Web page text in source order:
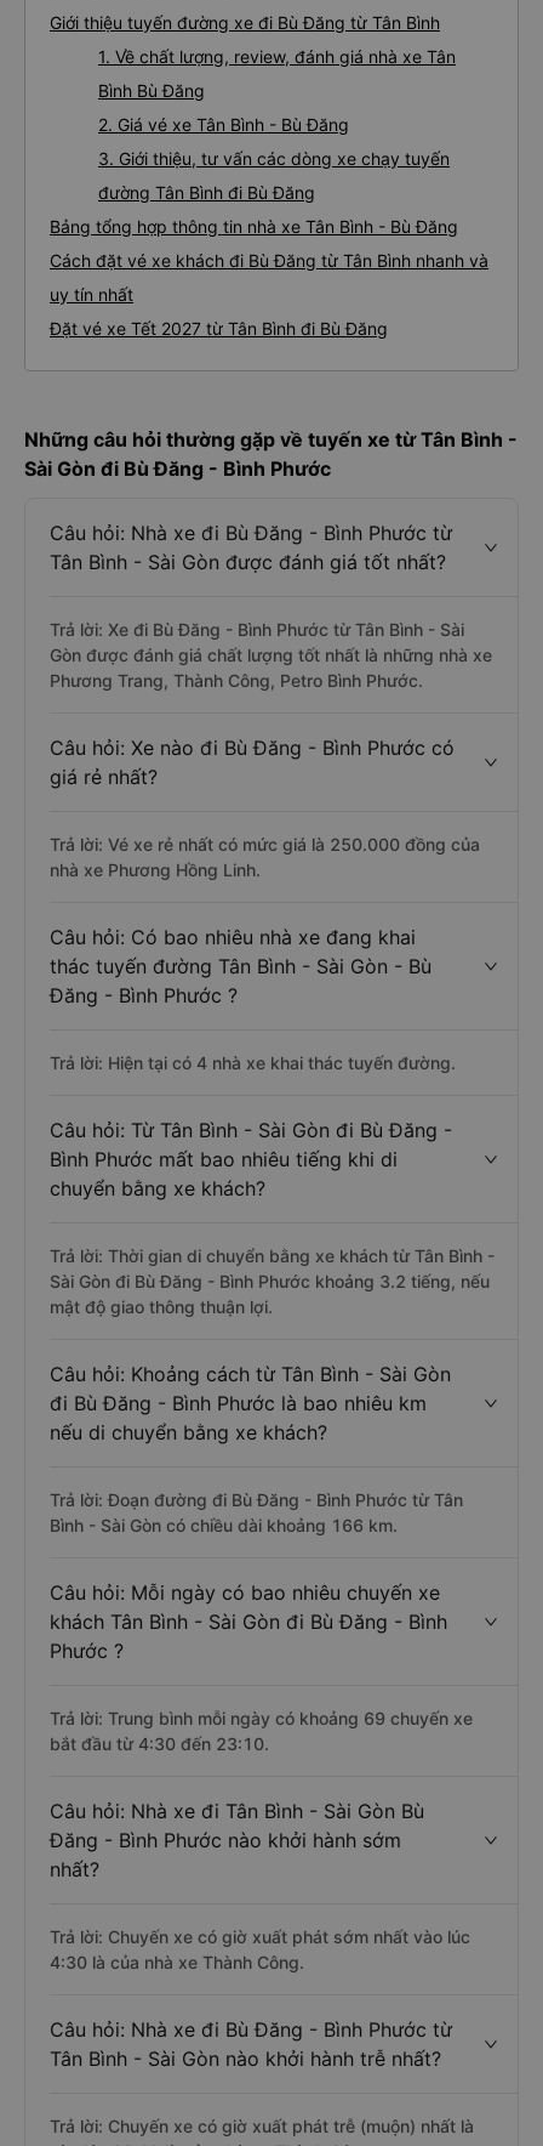
Giới thiệu tuyến đường xe đi Bù Đăng từ Tân Bình
1. Về chất lượng, review, đánh giá nhà xe Tân
Bình Bù Đăng
2. Giá vé xe Tân Bình - Bù Đăng
3. Giới thiệu, tư vấn các dòng xe chạy tuyến
đường Tân Bình đi Bù Đăng
Bảng tổng hợp thông tin nhà xe Tân Bình - Bù Đăng
Cách đặt vé xe khách đi Bù Đăng từ Tân Bình nhanh và
uy tín nhất
Đặt vé xe Tết 2027 từ Tân Bình đi Bù Đăng
Những câu hỏi thường gặp về tuyến xe từ Tân Bình -
Sài Gòn đi Bù Đăng - Bình Phước
Câu hỏi: Nhà xe đi Bù Đăng - Bình Phước từ
Tân Bình - Sài Gòn được đánh giá tốt nhất?
Trả lời: Xe đi Bù Đăng - Bình Phước từ Tân Bình - Sài
Gòn được đánh giá chất lượng tốt nhất là những nhà xe
Phương Trang, Thành Công, Petro Bình Phước.
Câu hỏi: Xe nào đi Bù Đăng - Bình Phước có
giá rẻ nhất?
Trả lời: Vé xe rẻ nhất có mức giá là 250.000 đồng của
nhà xe Phương Hồng Linh.
Câu hỏi: Có bao nhiêu nhà xe đang khai
thác tuyến đường Tân Bình - Sài Gòn - Bù
Đăng - Bình Phước ?
Trả lời: Hiện tại có 4 nhà xe khai thác tuyến đường.
Câu hỏi: Từ Tân Bình - Sài Gòn đi Bù Đăng -
Bình Phước mất bao nhiêu tiếng khi di
chuyển bằng xe khách?
Trả lời: Thời gian di chuyển bằng xe khách từ Tân Bình -
Sài Gòn đi Bù Đăng - Bình Phước khoảng 3.2 tiếng, nếu
mật độ giao thông thuận lợi.
Câu hỏi: Khoảng cách từ Tân Bình - Sài Gòn
đi Bù Đăng - Bình Phước là bao nhiêu km
nếu di chuyển bằng xe khách?
Trả lời: Đoạn đường đi Bù Đăng - Bình Phước từ Tân
Bình - Sài Gòn có chiều dài khoảng 166 km.
Câu hỏi: Mỗi ngày có bao nhiêu chuyến xe
khách Tân Bình - Sài Gòn đi Bù Đăng - Bình
Phước ?
Trả lời: Trung bình mỗi ngày có khoảng 69 chuyến xe
bắt đầu từ 4:30 đến 23:10.
Câu hỏi: Nhà xe đi Tân Bình - Sài Gòn Bù
Đăng - Bình Phước nào khởi hành sớm
nhất?
Trả lời: Chuyến xe có giờ xuất phát sớm nhất vào lúc
4:30 là của nhà xe Thành Công.
Câu hỏi: Nhà xe đi Bù Đăng - Bình Phước từ
Tân Bình - Sài Gòn nào khởi hành trễ nhất?
Trả lời: Chuyến xe có giờ xuất phát trễ (muộn) nhất là